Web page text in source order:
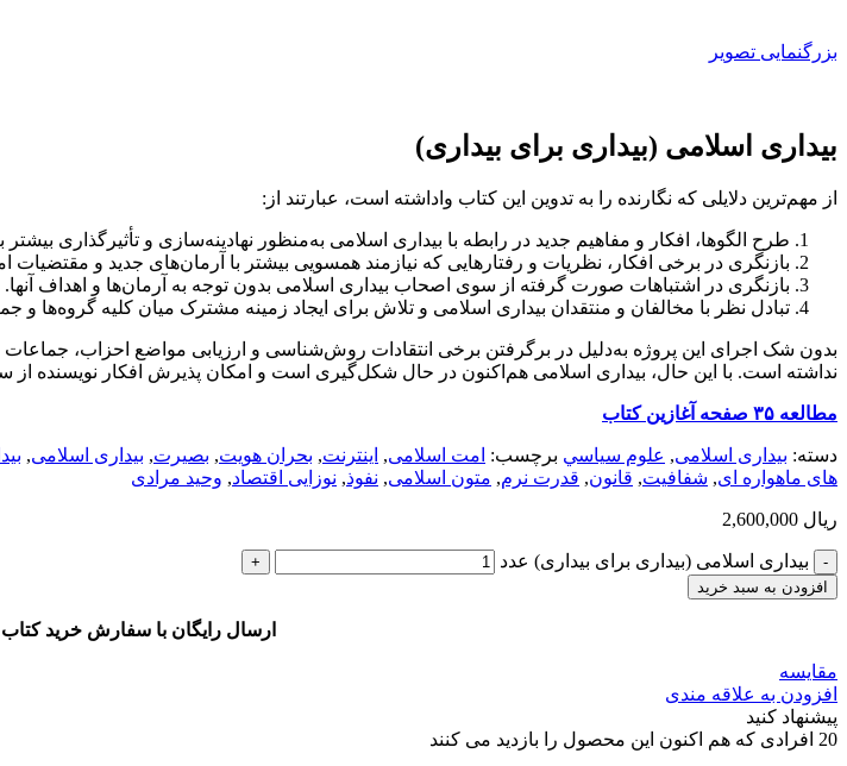
بزرگنمایی تصویر
بیداری اسلامی (بیداری برای بیداری)
از مهم‌ترین دلایلی که نگارنده را به تدوین این کتاب واداشته است، عبارتند از:
طرح الگوها، افکار و مفاهیم جدید در رابطه با بیداری اسلامی به‌منظور نهادینه‌سازی و تأثیرگذاری
بازنگری در برخی افکار، نظریات و رفتارهایی که نیازمند همسویی بیشتر با آرمان‌های جدید و
بازنگری در اشتباهات صورت گرفته از سوی اصحاب بیداری اسلامی بدون توجه به آرمان‌ها و اهداف آنها.
تبادل نظر با مخالفان و منتقدان بیداری اسلامی و تلاش برای ایجاد زمینه مشترک میان کلیه گروه‌ها و
بدون شک اجرای این پروژه به‌دلیل در برگرفتن برخی انتقادات روش‌شناسی و ارزیابی مواضع احزاب، جماعات
نداشته است. با این حال، بیداری اسلامی هم‌اکنون در حال شکل‌گیری است و امکان‌ پذیرش افکار نویسنده
مطالعه ۳۵ صفحه آغازین کتاب
دسته: بیداری اسلامی, علوم سياسي برچسب: امت اسلامی, اینترنت, بحران هویت, بصیرت, بیداری اسلامی,
های ماهواره ای, شفافیت, قانون, قدرت نرم, متون اسلامی, نفوذ, نوزایی اقتصاد, وحید مرادی
ریال
بیداری اسلامی (بیداری برای بیداری) عدد
افزودن به سبد خرید
ارسال رایگان با سفارش خرید کتاب بیش از 800
مقایسه
افزودن به علاقه مندی
پیشنهاد کنید
20 افرادی که هم اکنون این محصول را بازدید می کنند